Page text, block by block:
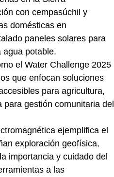
con cempasúchil y
domésticas en
paneles solares para
agua potable.
el Water Challenge 2025
que enfocan soluciones
para agricultura,
gestión comunitaria del
ejemplifica el
exploración geofísica,
importancia y cuidado del
a las